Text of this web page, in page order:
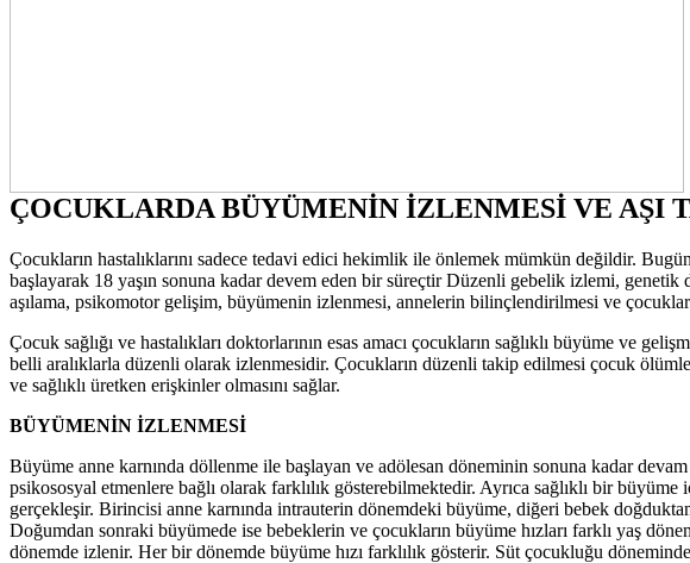
ÇOCUKLARDA BÜYÜMENİN İZLENMESİ VE AŞI
Çocukların hastalıklarını sadece tedavi edici hekimlik ile önlemek mümkün değildir.
başlayarak 18 yaşın sonuna kadar devem eden bir süreçtir Düzenli gebelik izlemi, genetik
aşılama, psikomotor gelişim, büyümenin izlenmesi, annelerin bilinçlendirilmesi ve
Çocuk sağlığı ve hastalıkları doktorlarının esas amacı çocukların sağlıklı büyüme ve
belli aralıklarla düzenli olarak izlenmesidir. Çocukların düzenli takip edilmesi çocuk
ve sağlıklı üretken erişkinler olmasını sağlar.
BÜYÜMENİN İZLENMESİ
Büyüme anne karnında döllenme ile başlayan ve adölesan döneminin sonuna kadar
psikososyal etmenlere bağlı olarak farklılık gösterebilmektedir. Ayrıca sağlıklı bir
gerçekleşir. Birincisi anne karnında intrauterin dönemdeki büyüme, diğeri bebek
Doğumdan sonraki büyümede ise bebeklerin ve çocukların büyüme hızları farklı yaş
dönemde izlenir. Her bir dönemde büyüme hızı farklılık gösterir. Süt çocukluğu